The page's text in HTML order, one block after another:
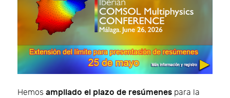
Hemos ampliado el plazo de resúmenes para la